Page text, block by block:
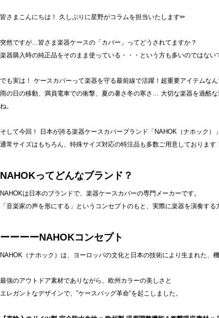
皆さまこんにちは！ 久しぶりに星野がコラムを担当いたします✏
突然ですが…皆さま楽器ケースの「カバー」ってどうされてますか？
楽器購入時の純正品をそのまま使っている・・・という方も多いのではない
でも実は！ ケースカバーって楽器を守る最前線で活躍！超重要アイテムな
雨の日の移動、満員電車での衝撃、夏の暑さ冬の寒さ… 大切な楽器を過酷
ね。
そして今回！ 日本が誇る楽器ケースカバーブランド「NAHOK（ナホック）
通常サイズはもちろん、特殊サイズ対応の特注品も多数ご用意しております
NAHOKってどんなブランド？
NAHOKは日本のブランドで、楽器ケースカバーの専門メーカーです。
「音楽家の声を形にする」というコンセプトのもと、実際に楽器を演奏す
ーーーーNAHOKコンセプト
NAHOK（ナホック）は、ヨーロッパの文化と日本の技術により生まれた、
最強のアウトドア素材でありながら、欧州カラーの美しさと
エレガントなデザインで、”ケースバッグ革命”を起こしました。